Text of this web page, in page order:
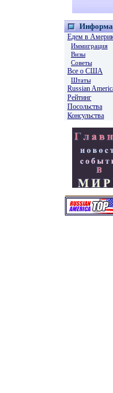
Едем в
Иммиграция
Визы
Советы
Все о США
Штаты
Russian
Рейтинг
Посольства
Консульства